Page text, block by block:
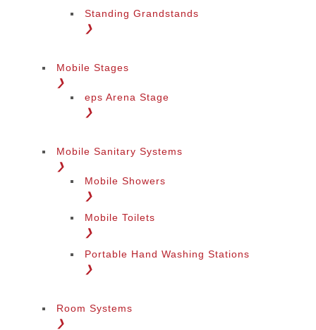
Standing Grandstands
❯
Mobile Stages
❯
eps Arena Stage
❯
Mobile Sanitary Systems
❯
Mobile Showers
❯
Mobile Toilets
❯
Portable Hand Washing Stations
❯
Room Systems
❯